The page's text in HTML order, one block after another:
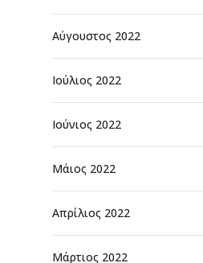
Αύγουστος 2022
Ιούλιος 2022
Ιούνιος 2022
Μάιος 2022
Απρίλιος 2022
Μάρτιος 2022